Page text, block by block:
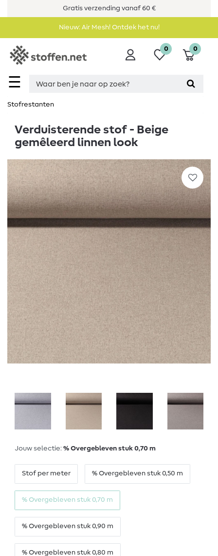
Gratis verzending vanaf 60 €
Nieuw: Air Mesh! Ontdek het nu!
☰
0 0
Stofrestanten
Verduisterende stof - Beige
gemêleerd linnen look
Jouw selectie: % Overgebleven stuk 0,70 m
Stof per meter % Overgebleven stuk 0,50 m
% Overgebleven stuk 0,70 m
% Overgebleven stuk 0,90 m
% Overgebleven stuk 0,80 m